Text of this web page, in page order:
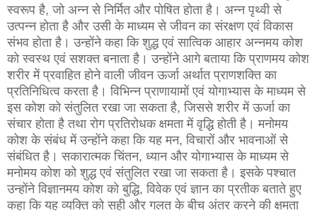
स्वरूप है, जो अन्न से निर्मित और पोषित होता है। अन्न पृथ्वी से
उत्पन्न होता है और उसी के माध्यम से जीवन का संरक्षण एवं विकास
संभव होता है। उन्होंने कहा कि शुद्ध एवं सात्विक आहार अन्नमय कोश
को स्वस्थ एवं सशक्त बनाता है। उन्होंने आगे बताया कि प्राणमय कोश
शरीर में प्रवाहित होने वाली जीवन ऊर्जा अर्थात प्राणशक्ति का
प्रतिनिधित्व करता है। विभिन्न प्राणायामों एवं योगाभ्यास के माध्यम से
इस कोश को संतुलित रखा जा सकता है, जिससे शरीर में ऊर्जा का
संचार होता है तथा रोग प्रतिरोधक क्षमता में वृद्धि होती है। मनोमय
कोश के संबंध में उन्होंने कहा कि यह मन, विचारों और भावनाओं से
संबंधित है। सकारात्मक चिंतन, ध्यान और योगाभ्यास के माध्यम से
मनोमय कोश को शुद्ध एवं संतुलित रखा जा सकता है। इसके पश्चात
उन्होंने विज्ञानमय कोश को बुद्धि, विवेक एवं ज्ञान का प्रतीक बताते हुए
कहा कि यह व्यक्ति को सही और गलत के बीच अंतर करने की क्षमता